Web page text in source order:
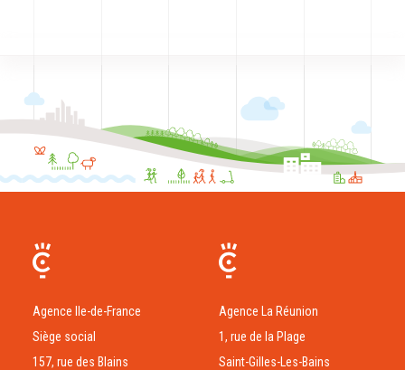
Agence Ile-de-France
Siège social
157, rue des Blains
Agence La Réunion
1, rue de la Plage
Saint-Gilles-Les-Bains